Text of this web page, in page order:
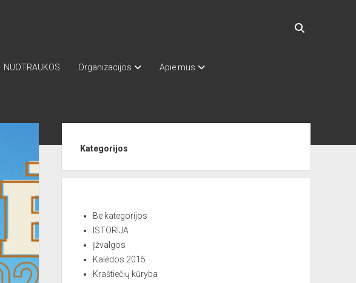
NUOTRAUKOS Organizacijos Apie mus
Kategorijos
Be kategorijos
ISTORIJA
Įžvalgos
Kalėdos 2015
Kraštiečių kūryba